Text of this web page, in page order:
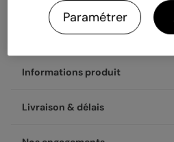
Payez en 3 fois sans
En savoir plus
Informations produit
Personnalisez votre demande de
Livraison & délais
Paramétrer